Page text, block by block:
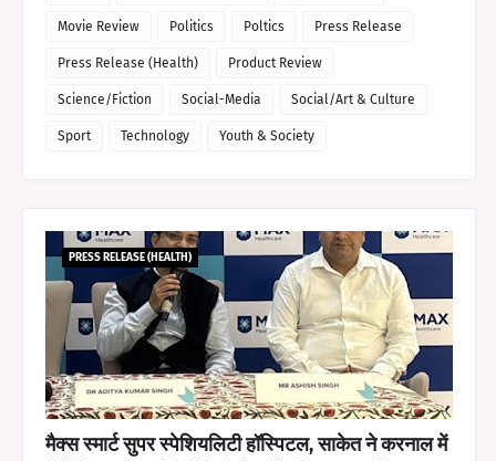
Movie Review Politics Poltics Press Release
Press Release (Health) Product Review
Science/Fiction Social-Media Social/Art & Culture
Sport Technology Youth & Society
PRESS RELEASE (HEALTH)
मैक्स स्मार्ट सुपर स्पेशियलिटी हॉस्पिटल, साकेत ने करनाल में